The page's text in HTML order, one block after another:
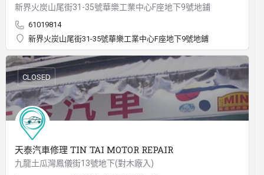
新界火炭山尾街31-35號華樂工業中心F座地下9號地鋪
61019814
新界火炭山尾街31-35號華樂工業中心F座地下9號地鋪
天泰汽車修理 TIN TAI MOTOR REPAIR
九龍土瓜灣鳳儀街13號地下(對木廠入)
CLOSED